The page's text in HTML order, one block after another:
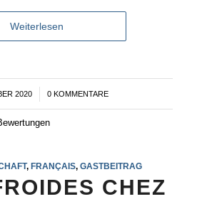
Weiterlesen
2020 0 KOMMENTARE
, FRANÇAIS, GASTBEITRAG
CHEZ